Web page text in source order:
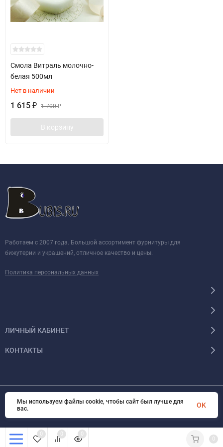
Смола Витраль молочно-
белая 500мл
Нет в наличии
1 615 ₽ 1 700₽
В корзину
Работаем с 2007 года. Большой ассортимент фурнитуры для
бижутерии и украшений, отличное качество и цены.
Политика персональных данных
ЛИЧНЫЙ КАБИНЕТ
КОНТАКТЫ
© 2026 BUBIS.RU Все права защищены
0 0 0
0
Мы используем файлы cookie, чтобы сайт был лучше для
вас.
OK